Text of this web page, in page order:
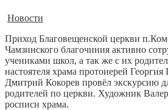
Новости
Приход Благовещенской церкви
Чамзинского благочиния активно
учениками школ, а так же с их
настоятеля храма протоиерей
Дмитрий Кокорев провёл экскурсию
родителей по церкви. Художник
росписи храма.